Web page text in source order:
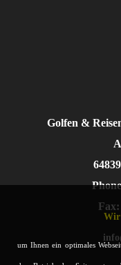
Golfen &
Fax:
Wir
um Ihnen ein optimales